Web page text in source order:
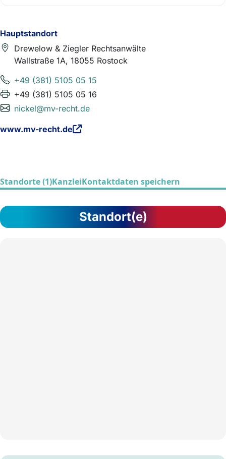
Hauptstandort
Drewelow & Ziegler Rechtsanwälte
Wallstraße 1A, 18055 Rostock
+49 (381) 5105 05 15
+49 (381) 5105 05 16
nickel@mv-recht.de
www.mv-recht.de
Standorte (1)KanzleiKontaktdaten speichern
Standort(e)